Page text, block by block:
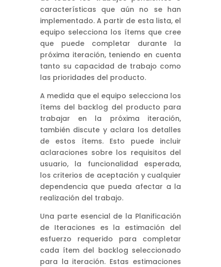
características que aún no se han
implementado. A partir de esta lista, el
equipo selecciona los ítems que cree
que puede completar durante la
próxima iteración, teniendo en cuenta
tanto su capacidad de trabajo como
las prioridades del producto.
A medida que el equipo selecciona los
ítems del backlog del producto para
trabajar en la próxima iteración,
también discute y aclara los detalles
de estos ítems. Esto puede incluir
aclaraciones sobre los requisitos del
usuario, la funcionalidad esperada,
los criterios de aceptación y cualquier
dependencia que pueda afectar a la
realización del trabajo.
Una parte esencial de la Planificación
de Iteraciones es la estimación del
esfuerzo requerido para completar
cada ítem del backlog seleccionado
para la iteración. Estas estimaciones